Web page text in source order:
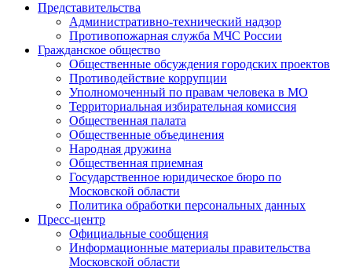
Представительства
Административно-технический надзор
Противопожарная служба МЧС России
Гражданское общество
Общественные обсуждения городских проектов
Противодействие коррупции
Уполномоченный по правам человека в МО
Территориальная избирательная комиссия
Общественная палата
Общественные объединения
Народная дружина
Общественная приемная
Государственное юридическое бюро по
Московской области
Политика обработки персональных данных
Пресс-центр
Официальные сообщения
Информационные материалы правительства
Московской области